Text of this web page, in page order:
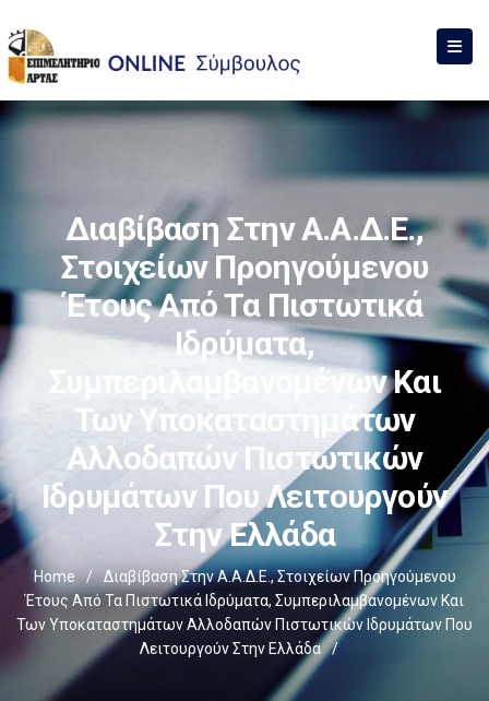
Διαβίβαση Στην Α.Α.Δ.Ε.,
Στοιχείων Προηγούμενου
Έτους Από Τα Πιστωτικά
Ιδρύματα,
Συμπεριλαμβανομένων Και
Των Υποκαταστημάτων
Αλλοδαπών Πιστωτικών
Ιδρυμάτων Που Λειτουργούν
Στην Ελλάδα
Home /
Διαβίβαση Στην Α.Α.Δ.Ε., Στοιχείων Προηγούμενου
Έτους Από Τα Πιστωτικά Ιδρύματα, Συμπεριλαμβανομένων Και
Των Υποκαταστημάτων Αλλοδαπών Πιστωτικών Ιδρυμάτων Που
Λειτουργούν Στην Ελλάδα
/